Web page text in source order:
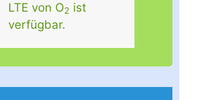
LTE von O2 ist
verfügbar.